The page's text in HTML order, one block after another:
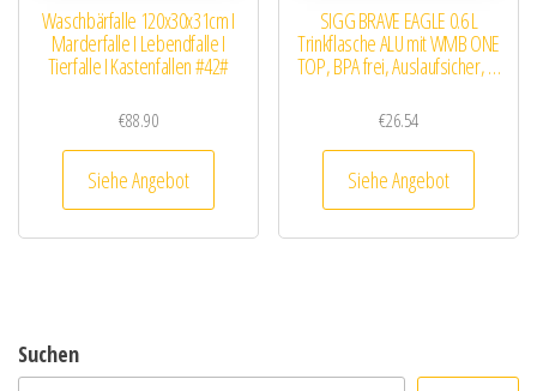
Waschbärfalle 120x30x31cm I
Marderfalle I Lebendfalle I
Tierfalle I Kastenfallen #42#
€88.90
Siehe Angebot
SIGG BRAVE EAGLE 0.6 L
Trinkflasche ALU mit WMB ONE
TOP, BPA frei, Auslaufsicher, …
€26.54
Siehe Angebot
Suchen